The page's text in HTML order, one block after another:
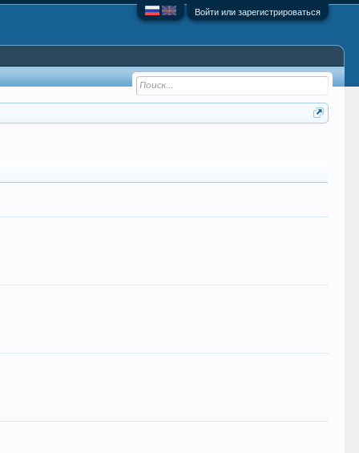
Войти или зарегистрироваться